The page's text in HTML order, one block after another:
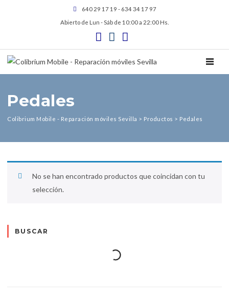
640 29 17 19 - 634 34 17 97
Abierto de Lun - Sáb de 10:00 a 22:00 Hs.
Pedales
Colibrium Mobile - Reparación móviles Sevilla > Productos > Pedales
No se han encontrado productos que coincidan con tu
selección.
BUSCAR